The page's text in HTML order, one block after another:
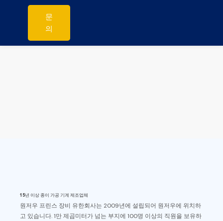
문
의
15년 이상 종이 가공 기계 제조업체
원저우 프린스 장비 유한회사는 2009년에 설립되어 원저우에 위치하
고 있습니다. 1만 제곱미터가 넘는 부지에 100명 이상의 직원을 보유하